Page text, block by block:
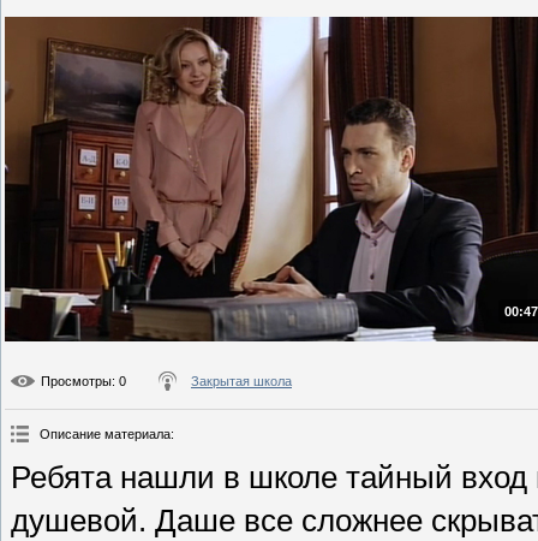
Просмотры: 0 Закрытая школа
Описание материала:
Ребята нашли в школе тайный
душевой. Даше все сложнее